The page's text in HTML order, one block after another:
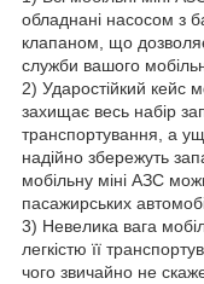
обладнані насосом з
клапаном, що
служби вашого
2) Ударостійкий кейс
захищає весь набір
транспортування, а
надійно збережуть
мобільну міні АЗС
пасажирських
3) Невелика вага
легкістю її
чого звичайно не